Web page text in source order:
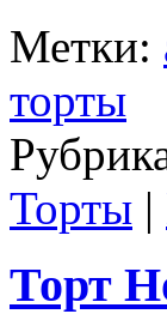
Метки:
торты
Торты |
Торт